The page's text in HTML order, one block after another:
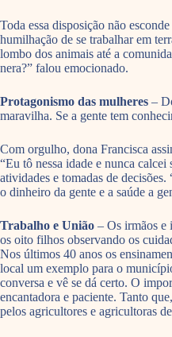
Toda essa disposição não
humilhação de se trabalhar em
lombo dos animais até a
nera?” falou emocionado.
Protagonismo das mulheres –
maravilha. Se a gente tem
Com orgulho, dona Francisca
“Eu tô nessa idade e nunca
atividades e tomadas de
o dinheiro da gente e a saúde a
Trabalho e União – Os irmãos e
os oito filhos observando os
Nos últimos 40 anos os
local um exemplo para o
conversa e vê se dá certo. O
encantadora e paciente. Tanto
pelos agricultores e agricultoras